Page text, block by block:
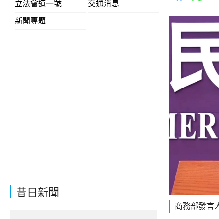
立法會道一號
交通消息
新聞專題
昔日新聞
商務部發言